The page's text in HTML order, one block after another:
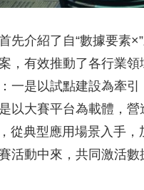
先介紹了自“數據要素
，有效推動了各行業
一是以試點建設為牽
以大賽平台為載體，
從典型應用場景入手
活動中來，共同激活